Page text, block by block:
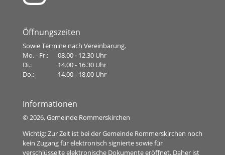
Öffnungszeiten
Sowie Termine nach Vereinbarung.
Mo. - Fr.:
08.00 - 12.30 Uhr
Di.:
14.00 - 16.30 Uhr
Do.:
14.00 - 18.00 Uhr
Informationen
© 2026, Gemeinde Rommerskirchen
Wichtig: Zur Zeit ist bei der Gemeinde Rommerskirchen noch
kein Zugang für elektronisch signierte sowie für
verschlüsselte elektronische Dokumente eröffnet. Daher ist